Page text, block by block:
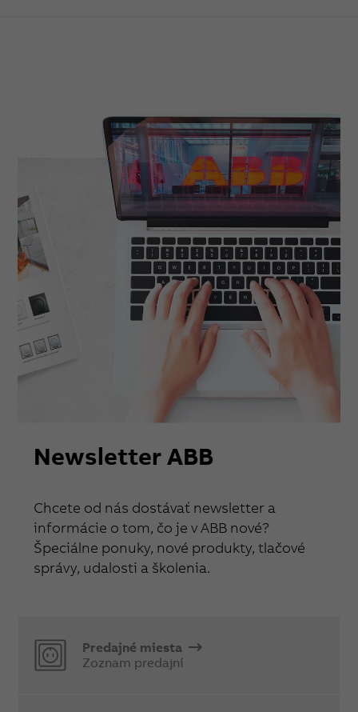
Newsletter ABB
Chcete od nás dostávať newsletter a
informácie o tom, čo je v ABB nové?
Špeciálne ponuky, nové produkty, tlačové
správy, udalosti a školenia.
Predajné miesta
Zoznam predajní